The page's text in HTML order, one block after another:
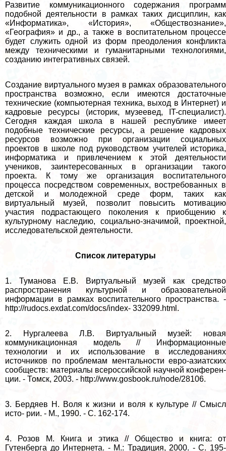
Развитие коммуникационного содержания программ
подобной деятельности в рамках таких дисциплин, как
«Информатика», «История», «Обществознание»,
«География» и др., а также в воспитательном процессе
будет служить одной из форм преодоления конфликта
между техническими и гуманитарными технологиями,
созданию интегративных связей.
Создание виртуального музея в рамках образовательного
прострaнcтва возможно, если имеются достаточные
технические (компьютерная техника, выход в Интернет) и
кадровые ресурсы (историк, музеевед, IT-специалист).
Сегодня каждая школа в нашей республике имеет
подобные технические ресурсы, а решение кадровых
ресурсов возможно при организации социальных
проектов в школе под руководством учителей историка,
информатика и привлечением к этой деятельности
учеников, заинтересованных в организации такого
проекта. К тому же организация воспитательного
процесса посредством современных, востребованных в
детской и молодежной среде форм, таких как
виртуальный музей, позволит повысить мотивацию
участия подрастающего поколения к приобщению к
культурному наследию, социально-значимой, проектной,
исследовательской деятельности.
Список литературы
1. Туманова Е.В. Виртуальный музей как средство
распространения культурной и образовательной
информации в рамках воспитательного прострaнcтва. -
http://rudocs.exdat.com/docs/index- 332099.html.
2. Нургалеева Л.В. Виртуальный музей: новая
коммуникационная модель // Информационные
технологии и их использование в исследованиях
источников по проблемам ментальности евро-азиатских
сообществ: материалы всероссийской научной конферен-
ции. - Томск, 2003. - http://www.gosbook.ru/node/28106.
3. Бердяев Н. Воля к жизни и воля к культуре // Смысл
исто- рии. - М., 1990. - С. 162-174.
4. Розов М. Книга и этика // Общество и книга: от
Гутенберга до Интернета. - М.: Традиция, 2000. - С. 195-